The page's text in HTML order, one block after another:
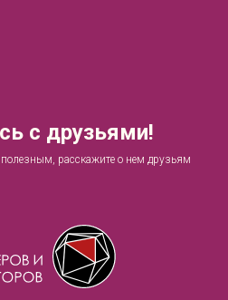
с друзьями!
расскажите о нем друзьям